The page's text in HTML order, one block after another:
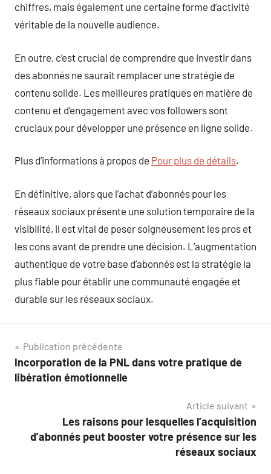
chiffres, mais également une certaine forme d’activité
véritable de la nouvelle audience.
En outre, c’est crucial de comprendre que investir dans
des abonnés ne saurait remplacer une stratégie de
contenu solide. Les meilleures pratiques en matière de
contenu et d’engagement avec vos followers sont
cruciaux pour développer une présence en ligne solide.
Plus d’informations à propos de Pour plus de détails.
En définitive, alors que l’achat d’abonnés pour les
réseaux sociaux présente une solution temporaire de la
visibilité, il est vital de peser soigneusement les pros et
les cons avant de prendre une décision. L’augmentation
authentique de votre base d’abonnés est la stratégie la
plus fiable pour établir une communauté engagée et
durable sur les réseaux sociaux.
Navigation
de
Publication précédente
Incorporation de la PNL dans votre pratique de
libération émotionnelle
Article suivant
Les raisons pour lesquelles l’acquisition
d’abonnés peut booster votre présence sur les
réseaux sociaux